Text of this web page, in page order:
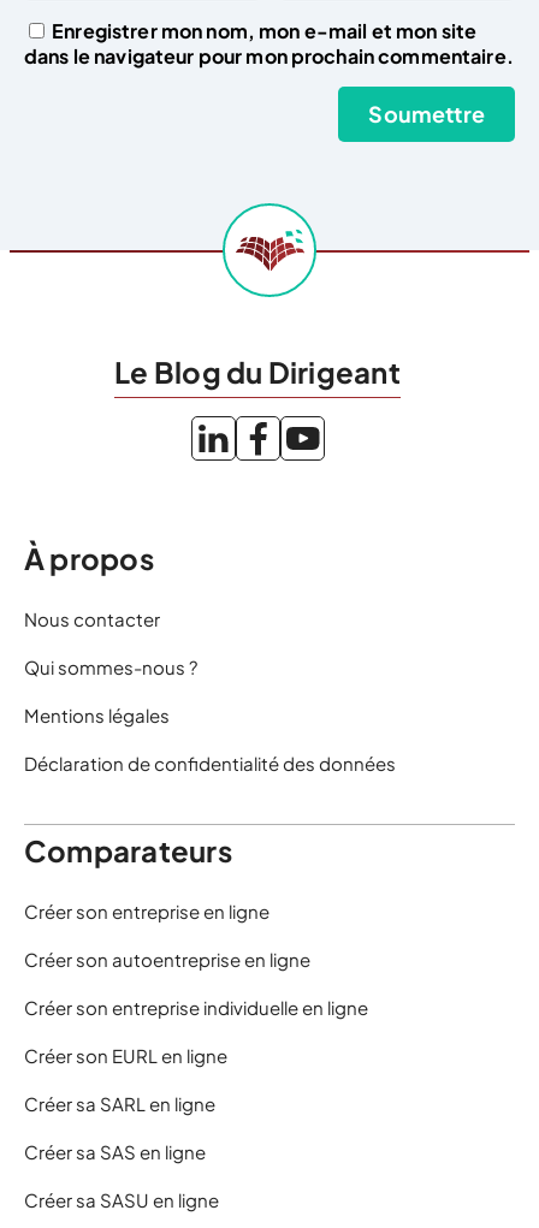
Enregistrer mon nom, mon e-mail et mon site
dans le navigateur pour mon prochain commentaire.
Le Blog du Dirigeant
À propos
Nous contacter
Qui sommes-nous ?
Mentions légales
Déclaration de confidentialité des données
Comparateurs
Créer son entreprise en ligne
Créer son autoentreprise en ligne
Créer son entreprise individuelle en ligne
Créer son EURL en ligne
Créer sa SARL en ligne
Créer sa SAS en ligne
Créer sa SASU en ligne